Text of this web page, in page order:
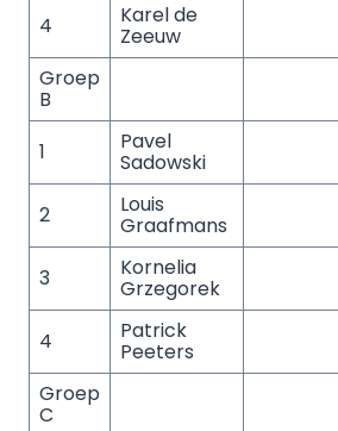
4 Karel de
Zeeuw
Groep
B
1 Pavel
Sadowski
2 Louis
Graafmans
3 Kornelia
Grzegorek
4 Patrick
Peeters
Groep
C